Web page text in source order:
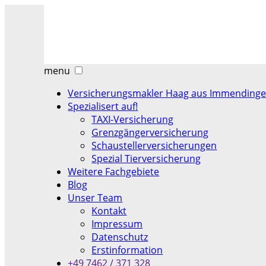
menu
Versicherungsmakler Haag aus
Spezialisert auf!
TAXI-Versicherung
Grenzgängerversicherung
Schaustellerversicherungen
Spezial Tierversicherung
Weitere Fachgebiete
Blog
Unser Team
Kontakt
Impressum
Datenschutz
Erstinformation
+49 7462 / 371 328